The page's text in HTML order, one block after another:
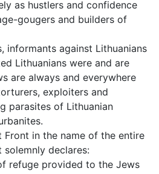
as hustlers and confidence
gougers and builders of
informants against Lithuanians
Lithuanians were and are
are always and everywhere
exploiters and
parasites of Lithuanian
Front in the name of the entire
solemnly declares:
refuge provided to the Jews